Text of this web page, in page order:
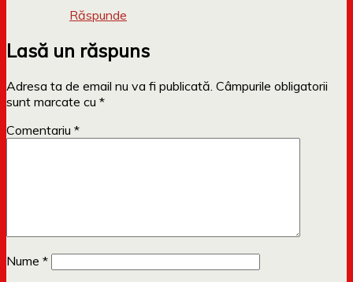
Răspunde
Lasă un răspuns
Adresa ta de email nu va fi publicată. Câmpurile obligatorii
sunt marcate cu *
Comentariu *
Nume *